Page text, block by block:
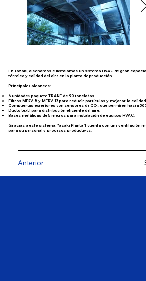
En Yazaki, diseñamos e instalamos un sistema HVAC de gran
térmico y calidad del aire en la planta de producción.
Principales alcances:
6 unidades paquete TRANE de 90 toneladas.
FiltrosMERV 8 yMERV 13 para reducir partículas y mejorar la calidad
Compuertas exteriores con sensores de CO₂ que permiten hasta
Ducto textil para distribución eficiente del aire.
Bases metálicas de 5 metros para instalación de equipos HVAC.
Gracias a este sistema, Yazaki Planta 1 cuenta con una ventilación
para su personal y procesos productivos.
Anterior